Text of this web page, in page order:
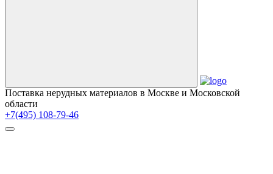
Поставка нерудных материалов в Москве и Московской
области
+7(495) 108-79-46